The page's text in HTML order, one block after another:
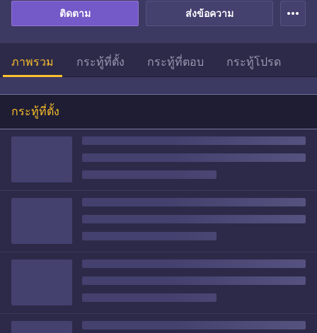
ส่งข้อความ
ติดตาม more_horiz
ภาพรวม กระทู้ที่ตั้ง กระทู้ที่ตอบ กระทู้โปรด
กระทู้ที่ตั้ง